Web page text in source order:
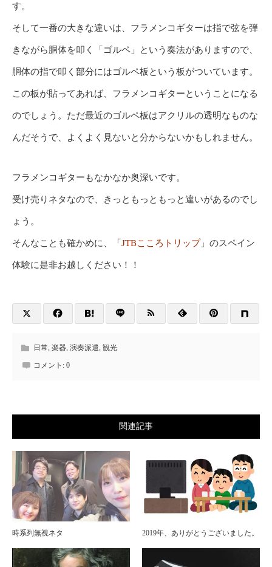
す。
そして一番の大きな違いは、フラメンコギターは指で弦を弾
きながら胴体を叩く「ゴルペ」という奏法がありますので、
胴体の指で叩く部分にはゴルペ板という板がついています。
この板が貼ってあれば、フラメンコギターということになる
のでしょう。ただ最近のゴルペ板はアクリルの透明なものな
んだそうで、よくよく見ないと分からないかもしれません。
フラメンコギターもなかなか奥深いです。
受け売りネタなので、きっともっともっと違いがあるのでし
ょう。
そんなことも確かめに、「 JTBこころトリップ」のスペイン
体験に是非お越しください！！
日常, 楽器, 演奏派遣, 観光
コメント: 0
関連記事
時系列無視ネタ 2019年、ありがとうございました。